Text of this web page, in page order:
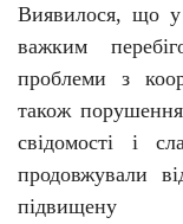
Виявилося, що у
важким
проблеми з
також порушення
свідомості і
продовжували